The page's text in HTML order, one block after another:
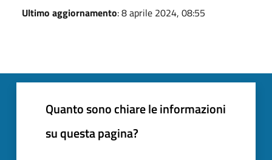
Ultimo aggiornamento: 8 aprile 2024, 08:55
Quanto sono chiare le informazioni
su questa pagina?